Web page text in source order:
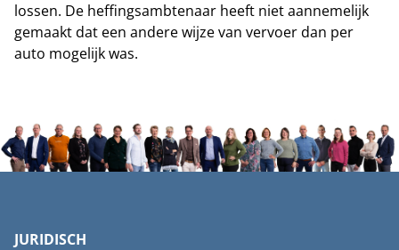
lossen. De heffingsambtenaar heeft niet aannemelijk
gemaakt dat een andere wijze van vervoer dan per
auto mogelijk was.
JURIDISCH